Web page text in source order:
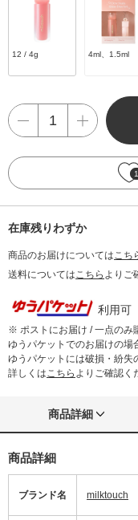
12 / 4g 4ml、1.5ml
在庫残りわずか
商品のお届けについてはこち
送料についてはこちら よりご
利用可
※ ポストにお届け / 一点のみ
ゆうパケットでのお届けの場
ゆうパケットには破損・紛失
詳しくはこちら よりご確認く
商品詳細
商品詳細
ブランド名 milktouch